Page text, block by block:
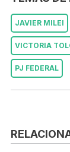
JAVIER MILEI
VICTORIA
PJ FEDERAL